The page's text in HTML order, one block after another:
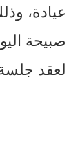
عيادة،
صبيحة
لعقد